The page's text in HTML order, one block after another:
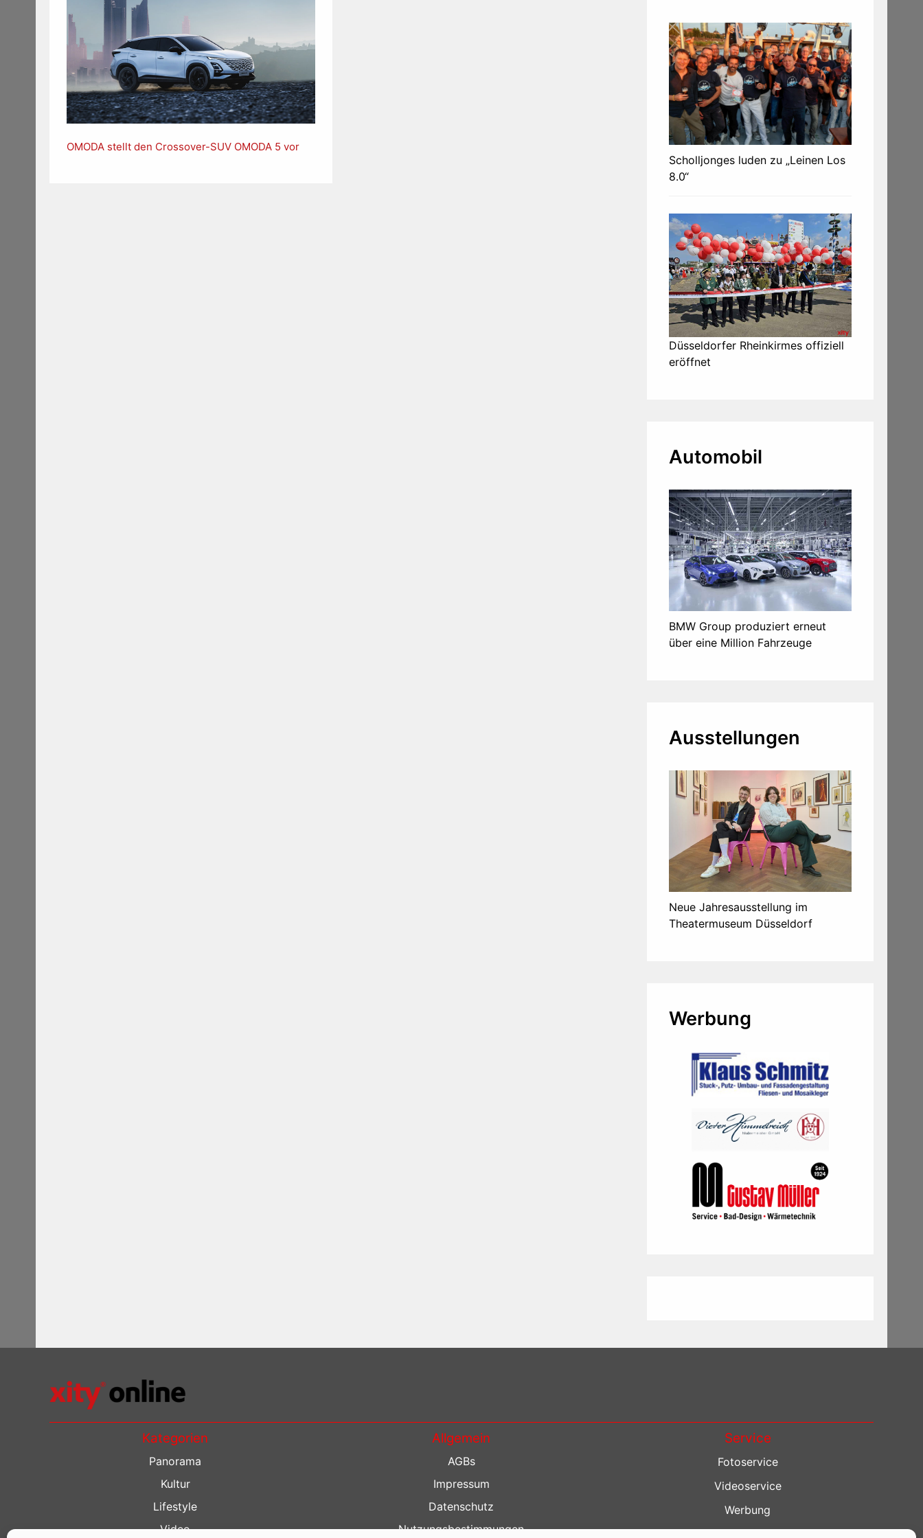
OMODA stellt den Crossover-SUV OMODA 5 vor
Scholljonges luden zu „Leinen Los
8.0“
Düsseldorfer Rheinkirmes offiziell
eröffnet
Automobil
BMW Group produziert erneut
über eine Million Fahrzeuge
Ausstellungen
Neue Jahresausstellung im
Theatermuseum Düsseldorf
Werbung
Kategorien
Panorama
Kultur
Lifestyle
Video
Allgemein
AGBs
Impressum
Datenschutz
Nutzungsbestimmungen
Service
Fotoservice
Videoservice
Werbung